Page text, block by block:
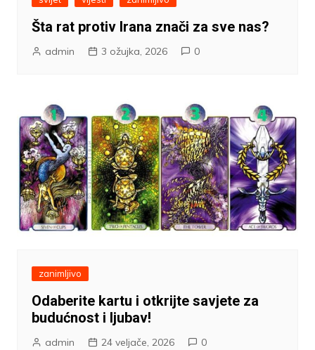
Šta rat protiv Irana znači za sve nas?
admin 3 ožujka, 2026 0
zanimljivo
Odaberite kartu i otkrijte savjete za
budućnost i ljubav!
admin 24 veljače, 2026 0